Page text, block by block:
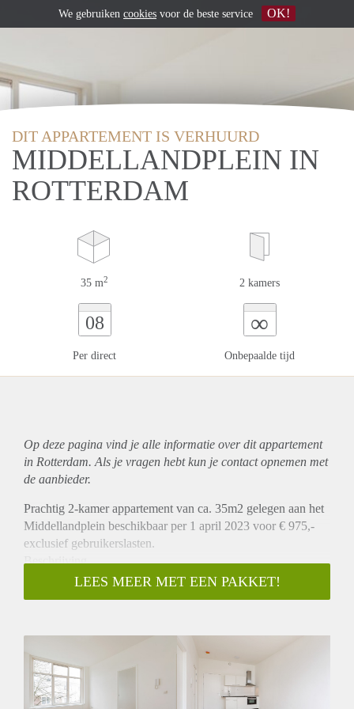
DIT APPARTEMENT IS VERHUURD
MIDDELLANDPLEIN IN
ROTTERDAM
35 m2 2 kamers
08
Per direct
∞
Onbepaalde tijd
Op deze pagina vind je alle informatie over ditappartement
in Rotterdam. Als je vragen hebt kun je contact opnemen met
de aanbieder.
Prachtig 2-kamer appartement van ca. 35m2 gelegen aan het
Middellandplein beschikbaar per 1 april 2023 voor € 975,-
exclusief gebruikerslasten.
Beschrijving
Dit prachtige appartement is gelegen op de eerste verdieping
aan de achterzijde. Het appartement heeft een woonkamer
slaapkamer en een badkamer met douche en wastafel. Er is
een apart toilet. Alle appartementen worden voorzien van een
mooie vloer en zonwering.
Plaats
LEES MEER MET EEN PAKKET!
We gebruiken cookies voor de beste service OK!